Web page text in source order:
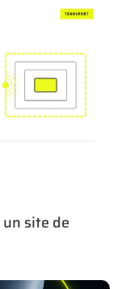
site de